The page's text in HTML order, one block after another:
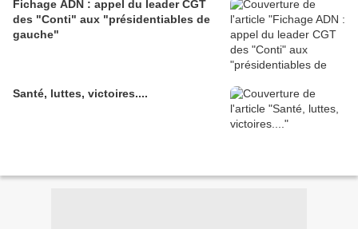
Fichage ADN : appel du leader CGT
des "Conti" aux "présidentiables de
gauche"
Santé, luttes, victoires....